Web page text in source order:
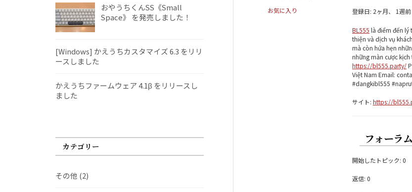
お気に入り
登録日: 2ヶ月、 1週前
BL555 là điểm đến lý
thiện và dịch vụ
mà còn hứa hẹn
những màn cược
https://bl555.party/
Việt Nam Email:
#dangkibl555
サイト: https://
フォーラム
開始したトピック: 0
返信: 0
おやうちくんSS《Small
Space》 を発売しました！
[Windows] かえうちカスタマイズ 6.3 をリリ
ースしました
かえうちファームウェア 4.1β をリリースし
ました
カテゴリー
その他 (2)